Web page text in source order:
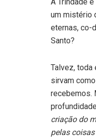
um mistério
eternas, co-
Santo?
Talvez, toda
sirvam
recebemos.
criação do
pelas